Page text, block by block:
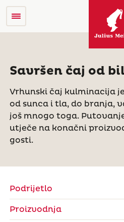
Savršen čaj od
Vrhunski čaj kulminacija
od sunca i tla, do branja,
još mnogo toga.
utječe na konačni
gosti.
Podrijetlo
Proizvodnja